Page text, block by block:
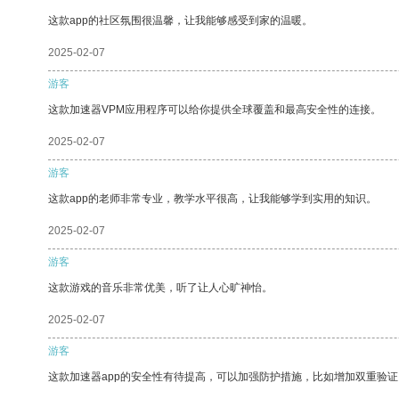
这款app的社区氛围很温馨，让我能够感受到家的温暖。
2025-02-07
游客
这款加速器VPM应用程序可以给你提供全球覆盖和最高安全性的连接。
2025-02-07
游客
这款app的老师非常专业，教学水平很高，让我能够学到实用的知识。
2025-02-07
游客
这款游戏的音乐非常优美，听了让人心旷神怡。
2025-02-07
游客
这款加速器app的安全性有待提高，可以加强防护措施，比如增加双重验